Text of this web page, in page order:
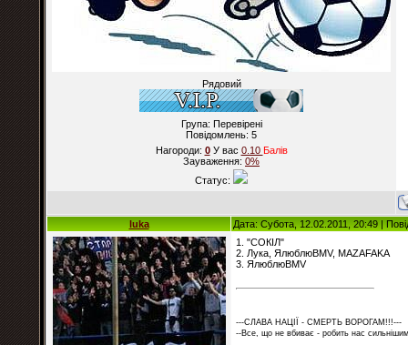
Рядовий
Група: Перевірені
Повідомлень: 5
Нагороди: 0У вас 0.10 Балiв
Зауваження: 0%
Статус:
luka Дата: Субота, 12.02.2011, 20:49 |
1. "СОКІЛ"
2. Лука, ЯлюблюBMV, MAZAFAKA
3. ЯлюблюBMV
---СЛАВА НАЦІЇ - СМЕРТЬ ВОРОГАМ!!!---
--Все, що не вбиває - робить нас